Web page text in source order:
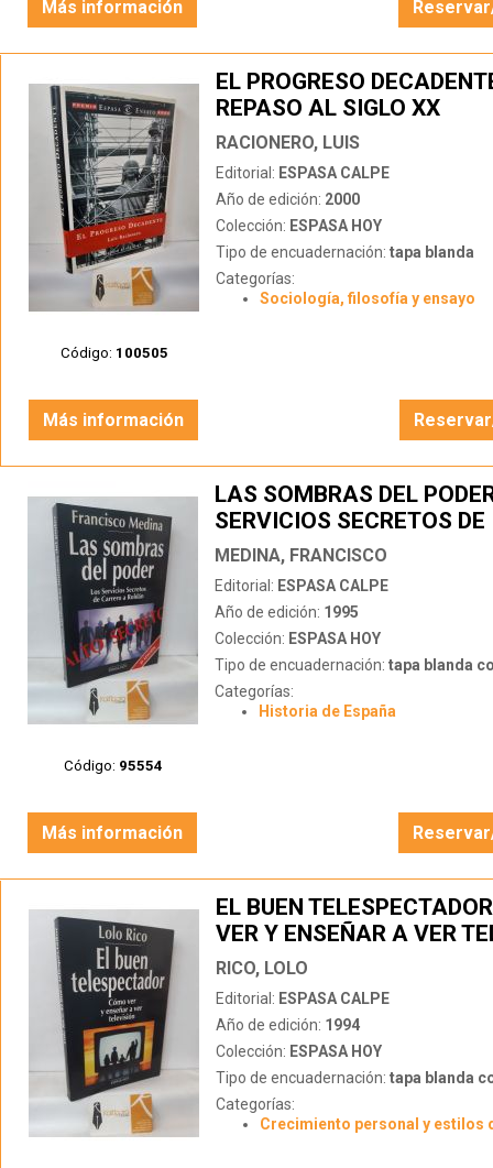
Más información
Código: 100505
EL PROGRESO
REPASO AL SIGLO XX
RACIONERO, LUIS
Editorial: ESPASA CALPE
Año de edición: 2000
Colección: ESPASA HOY
Tipo de encuadernación: tapa blanda
Categorías:
Sociología, filosofía y ensayo
Más información
Código: 95554
LAS SOMBRAS DEL
SERVICIOS SECRETOS DE
CARRERO A ROLDÁN
MEDINA, FRANCISCO
Editorial: ESPASA CALPE
Año de edición: 1995
Colección: ESPASA HOY
Tipo de encuadernación: tapa blanda
Categorías:
Historia de España
Más información
EL BUEN
VER Y ENSEÑAR A VER
RICO, LOLO
Editorial: ESPASA CALPE
Año de edición: 1994
Colección: ESPASA HOY
Tipo de encuadernación: tapa blanda
Categorías:
Crecimiento personal y estilos